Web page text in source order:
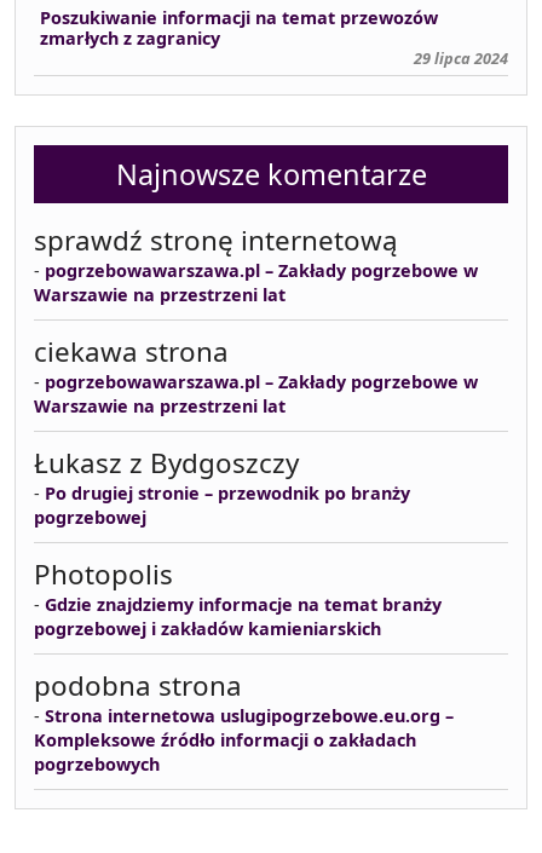
Poszukiwanie informacji na temat przewozów
zmarłych z zagranicy
29 lipca 2024
Najnowsze komentarze
sprawdź stronę internetową
- pogrzebowawarszawa.pl – Zakłady pogrzebowe w
Warszawie na przestrzeni lat
ciekawa strona
- pogrzebowawarszawa.pl – Zakłady pogrzebowe w
Warszawie na przestrzeni lat
Łukasz z Bydgoszczy
- Po drugiej stronie – przewodnik po branży
pogrzebowej
Photopolis
- Gdzie znajdziemy informacje na temat branży
pogrzebowej i zakładów kamieniarskich
podobna strona
- Strona internetowa uslugipogrzebowe.eu.org –
Kompleksowe źródło informacji o zakładach
pogrzebowych